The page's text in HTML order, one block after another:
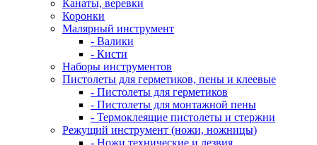
Канаты, веревки
Коронки
Малярный инструмент
- Валики
- Кисти
Наборы инструментов
Пистолеты для герметиков, пены и клеевые
- Пистолеты для герметиков
- Пистолеты для монтажной пены
- Термоклеящие пистолеты и стержни
Режущий инструмент (ножи, ножницы)
- Ножи технические и лезвия